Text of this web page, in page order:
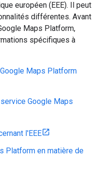
européen (EEE). Il peut
différentes. Avant
Maps Platform,
spécifiques à
Maps Platform
Google Maps
l'EEE
Platform en matière de